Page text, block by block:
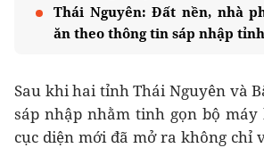
Thái Nguyên: Đất nền, nhà
ăn theo thông tin sáp nhập tỉnh
Sau khi hai tỉnh Thái Nguyên và
sáp nhập nhằm tinh gọn bộ
cục diện mới đã mở ra không chỉ